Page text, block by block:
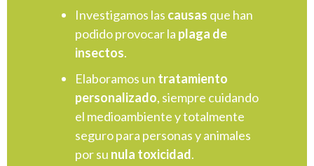
Investigamos las causas que han
podido provocar la plaga de
insectos.
Elaboramos un tratamiento
personalizado, siempre cuidando
el medioambiente y totalmente
seguro para personas y animales
por su nula toxicidad.